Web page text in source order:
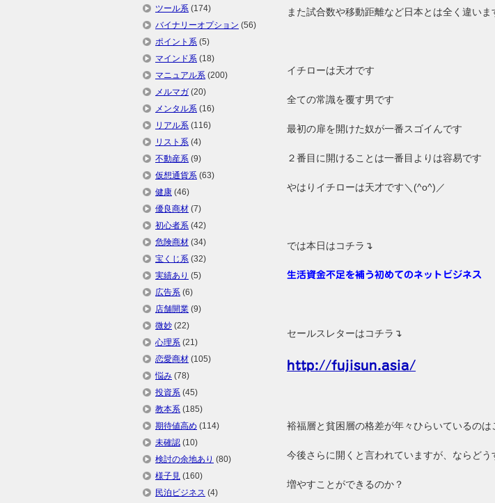
また試合数や移動距離など日本とは全く違いま
イチローは天才です
全ての常識を覆す男です
最初の扉を開けた奴が一番スゴイんです
２番目に開けることは一番目よりは容易です
やはりイチローは天才です＼(^o^)／
では本日はコチラ↴
生活資金不足を補う初めてのネットビジネス
セールスレターはコチラ↴
http://fujisun.asia/
裕福層と貧困層の格差が年々ひらいているのは
今後さらに開くと言われていますが、ならどう
増やすことができるのか？
ツール系 (174)
バイナリーオプション (56)
ポイント系 (5)
マインド系 (18)
マニュアル系 (200)
メルマガ (20)
メンタル系 (16)
リアル系 (116)
リスト系 (4)
不動産系 (9)
仮想通貨系 (63)
健康 (46)
優良商材 (7)
初心者系 (42)
危険商材 (34)
宝くじ系 (32)
実績あり (5)
広告系 (6)
店舗開業 (9)
微妙 (22)
心理系 (21)
恋愛商材 (105)
悩み (78)
投資系 (45)
教本系 (185)
期待値高め (114)
未確認 (10)
検討の余地あり (80)
様子見 (160)
民泊ビジネス (4)